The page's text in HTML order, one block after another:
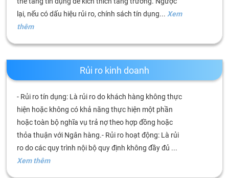
lại, nếu có dấu hiệu rủi ro, chính sách tín dụng... Xem
thêm
Rủi ro kinh doanh
- Rủi ro tín dụng: Là rủi ro do khách hàng không thực
hiện hoặc không có khả năng thực hiện một phần
hoặc toàn bộ nghĩa vụ trả nợ theo hợp đồng hoặc
thỏa thuận với Ngân hàng.- Rủi ro hoạt động: Là rủi
ro do các quy trình nội bộ quy định không đầy đủ ...
Xem thêm